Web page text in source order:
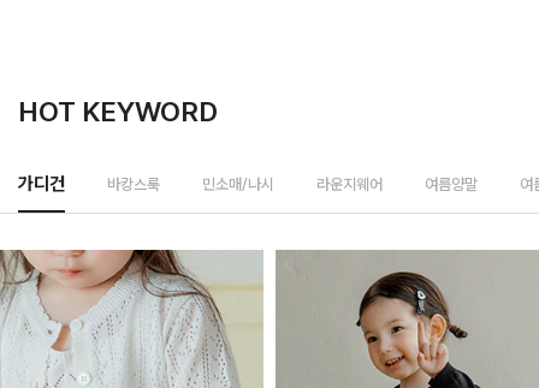
HOT KEYWORD
가디건 바캉스룩 민소매/나시 라운지웨어 여름양말 여